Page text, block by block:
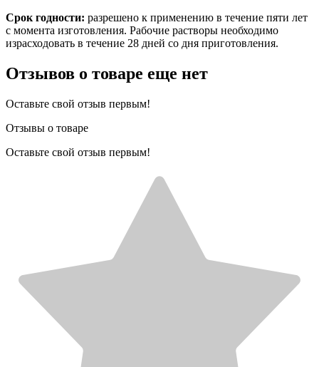
Срок годности: разрешено к применению в течение пяти лет
с момента изготовления. Рабочие растворы необходимо
израсходовать в течение 28 дней со дня приготовления.
Отзывов о товаре еще нет
Оставьте свой отзыв первым!
Отзывы о товаре
Оставьте свой отзыв первым!